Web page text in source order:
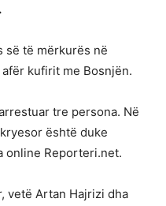
së të mërkurës në
kufirit me Bosnjën.
tre persona. Në
është duke
online Reporteri.net.
vetë Artan Hajrizi dha